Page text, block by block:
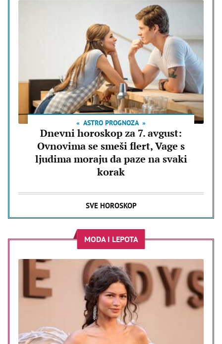
ASTRO PROGNOZA
Dnevni horoskop za 7. avgust:
Ovnovima se smeši flert, Vage s
ljudima moraju da paze na svaki
korak
SVE HOROSKOP
MODA I LEPOTA